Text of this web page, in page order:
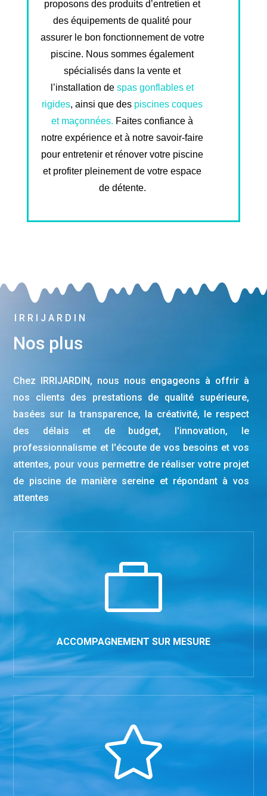
proposons des produits d’entretien et
des équipements de qualité pour
assurer le bon fonctionnement de votre
piscine. Nous sommes également
spécialisés dans la vente et
l’installation de spas gonflables et
rigides, ainsi que des piscines coques
et maçonnées. Faites confiance à
notre expérience et à notre savoir-faire
pour entretenir et rénover votre piscine
et profiter pleinement de votre espace
de détente.
IRRIJARDIN
Nos plus
Chez IRRIJARDIN, nous nous engageons à offrir à
nos clients des prestations de qualité supérieure,
basées sur la transparence, la créativité, le respect
des délais et de budget, l'innovation, le
professionnalisme et l'écoute de vos besoins et vos
attentes, pour vous permettre de réaliser votre projet
de piscine de manière sereine et répondant à vos
attentes

ACCOMPAGNEMENT SUR MESURE
